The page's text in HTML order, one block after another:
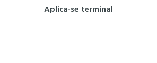
Aplica-se terminal